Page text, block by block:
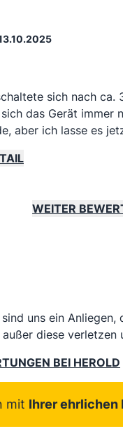
sich nach ca.
das Gerät immer
aber ich lasse es
WEITER
uns ein
diese verletzen
BEI HEROLD
mit Ihrer ehrlichen